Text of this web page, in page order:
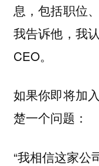
息，包括职位
我告诉他，我
CEO。
如果你即将加
楚一个问题：
“我相信这家公